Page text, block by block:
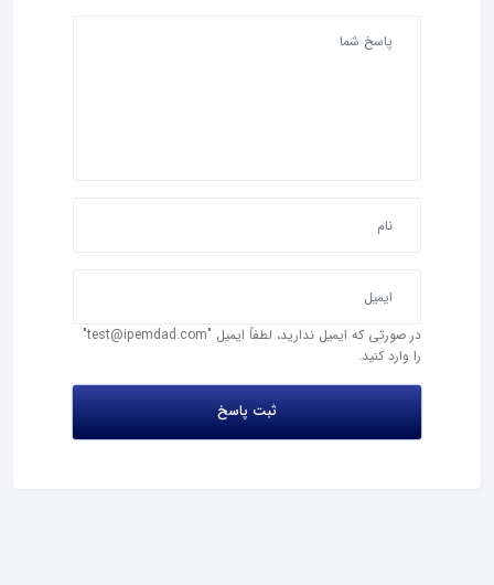
در صورتی که ایمیل ندارید، لطفاً ایمیل "test@ipemdad.com"
را وارد کنید.